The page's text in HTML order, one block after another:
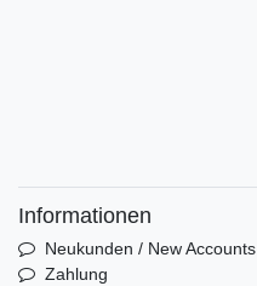
Informationen
Neukunden / New Accounts
Zahlung